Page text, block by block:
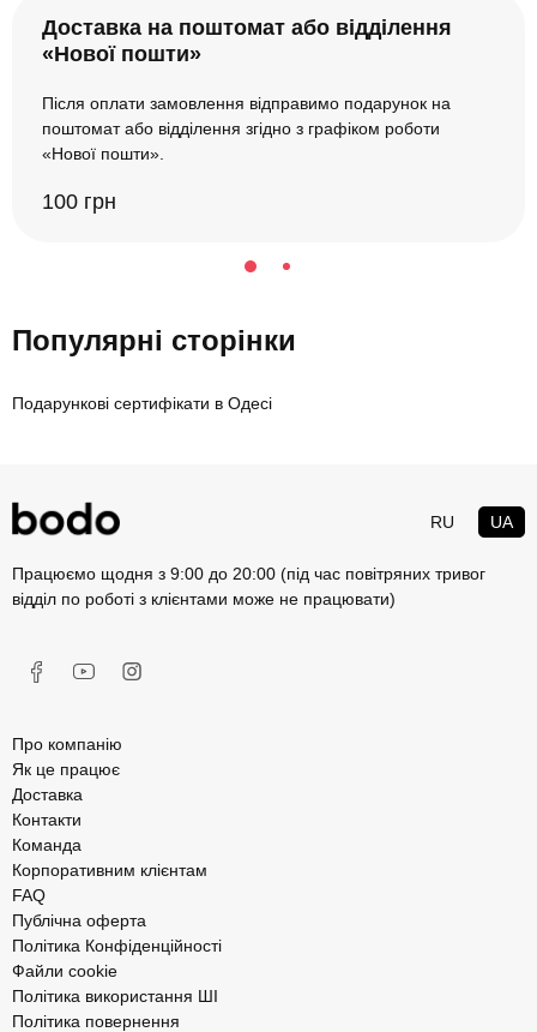
Доставка на поштомат або відділення
«Нової пошти»
Після оплати замовлення відправимо подарунок на
поштомат або відділення згідно з графіком роботи
«Нової пошти».
100 грн
Популярні сторінки
Подарункові сертифікати в Одесі
RU UA
Працюємо щодня з 9:00 до 20:00 (під час повітряних тривог
відділ по роботі з клієнтами може не працювати)
Про компанію
Як це працює
Доставка
Контакти
Команда
Корпоративним клієнтам
FAQ
Публічна оферта
Політика Конфіденційності
Файли cookie
Політика використання ШІ
Політика повернення